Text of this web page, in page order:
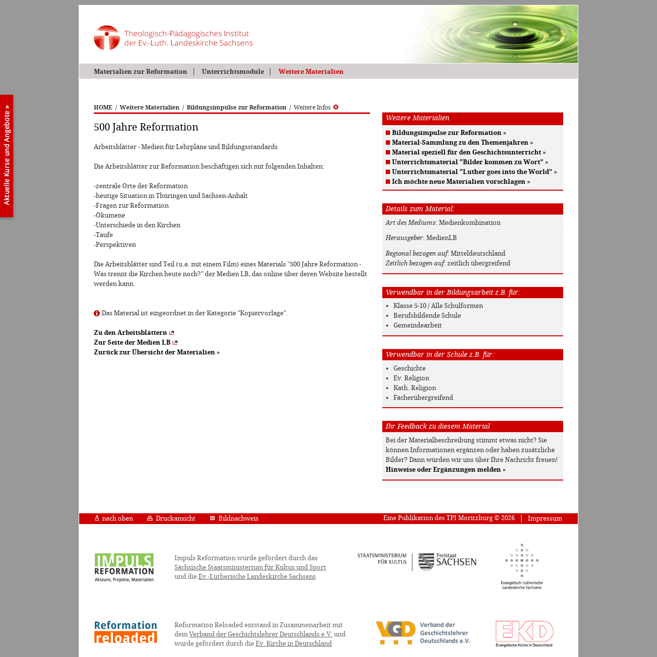
Materialien zur Reformation Unterrichtsmodule Weitere Materialien
HOME / Weitere Materialien / Bildungsimpulse zur Reformation / Weitere Infos
500 Jahre Reformation
Arbeitsblätter - Medien für Lehrpläne und Bildungsstandards
Die Arbeitsblätter zur Reformation beschäftigen sich mit folgenden Inhalten:
-zentrale Orte der Reformation
-heutige Situation in Thüringen und Sachsen-Anhalt
-Fragen zur Reformation
-Ökumene
-Unterschiede in den Kirchen
-Taufe
-Perspektiven
Die Arbeitsblätter sind Teil (u.a. mit einem Film) eines Materials "500 Jahre Reformation -
Was trennt die Kirchen heute noch?" der Medien LB, das online über deren Website bestellt
werden kann.
Das Material ist eingeordnet in der Kategorie "Kopiervorlage".
Zu den Arbeitsblättern
Zur Seite der Medien LB
Zurück zur Übersicht der Materialien »
Weitere Materialien
Bildungsimpulse zur Reformation »
Material-Sammlung zu den Themenjahren »
Material speziell für den Geschichtsunterricht »
Unterrichtsmaterial "Bilder kommen zu Wort" »
Unterrichtsmaterial "Luther goes into the World" »
Ich möchte neue Materialien vorschlagen »
Details zum Material:
Art des Mediums: Medienkombination
Herausgeber: MedienLB
Regional bezogen auf: Mitteldeutschland
Zeitlich bezogen auf: zeitlich übergreifend
Verwendbar in der Bildungsarbeit z.B. für:
Klasse 5-10 / Alle Schulformen
Berufsbildende Schule
Gemeindearbeit
Verwendbar in der Schule z.B. für:
Geschichte
Ev. Religion
Kath. Religion
Fächerübergreifend
Ihr Feedback zu diesem Material
Bei der Materialbeschreibung stimmt etwas nicht? Sie
können Informationen ergänzen oder haben zusätzliche
Bilder? Dann würden wir uns über Ihre Nachricht freuen!
Hinweise oder Ergänzungen melden »
Impressum
Eine Publikation des TPI Moritzburg © 2026
nach oben Druckansicht Bildnachweis
Impuls Reformation wurde gefördert durch das
Sächsische Staatsministerium für Kultus und Sport
und die Ev.-Lutherische Landeskirche Sachsens
Reformation Reloaded entstand in Zusammenarbeit mit
dem Verband der Geschichtslehrer Deutschlands e.V. und
wurde gefördert durch die Ev. Kirche in Deutschland